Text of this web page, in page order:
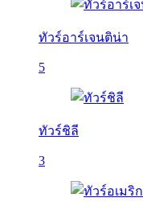
ทัวร์อาร์เจนติน่า
5
ทัวร์ชิลี
3